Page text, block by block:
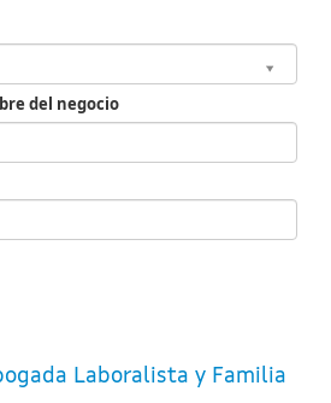
del negocio
Laboralista y Familia